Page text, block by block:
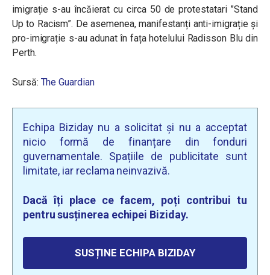
imigrație s-au încăierat cu circa 50 de protestatari ”Stand
Up to Racism”. De asemenea, manifestanți anti-imigrație și
pro-imigrație s-au adunat în fața hotelului Radisson Blu din
Perth.
Sursă: The Guardian
Echipa Biziday nu a solicitat și nu a acceptat
nicio formă de finanțare din fonduri
guvernamentale. Spațiile de publicitate sunt
limitate, iar reclama neinvazivă.
Dacă îți place ce facem, poți contribui tu
pentru susținerea echipei Biziday.
SUSȚINE ECHIPA BIZIDAY